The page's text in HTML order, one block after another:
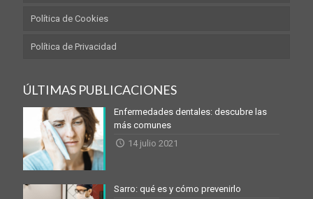
Política de Cookies
Política de Privacidad
ÚLTIMAS PUBLICACIONES
Enfermedades dentales: descubre las
más comunes
14 julio 2021
Sarro: qué es y cómo prevenirlo